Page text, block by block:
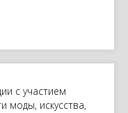
с участием
моды, искусства,